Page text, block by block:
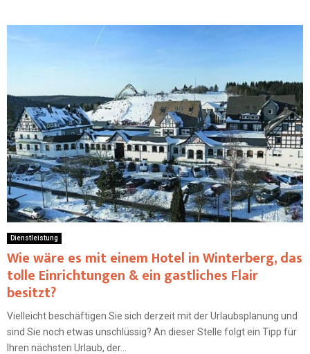
Dienstleistung
Wie wäre es mit einem Hotel in Winterberg, das
tolle Einrichtungen & ein gastliches Flair
besitzt?
Vielleicht beschäftigen Sie sich derzeit mit der Urlaubsplanung und
sind Sie noch etwas unschlüssig? An dieser Stelle folgt ein Tipp für
Ihren nächsten Urlaub, der...